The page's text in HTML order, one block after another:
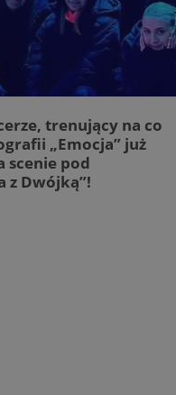
trenujący na co
„Emocja” już
scenie pod
z Dwójką”!